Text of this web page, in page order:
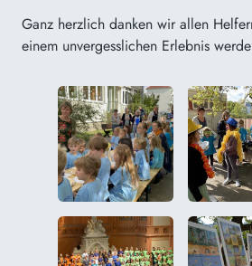
Ganz herzlich danken wir allen
einem unvergesslichen Erlebnis